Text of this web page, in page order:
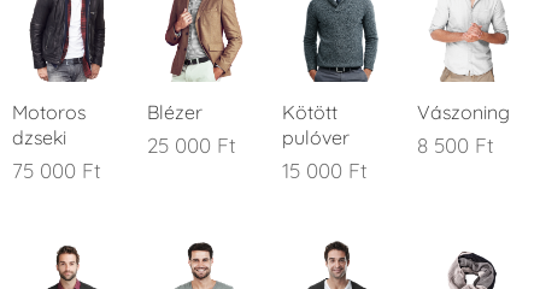
Motoros
dzseki
75 000 Ft
Blézer
25 000 Ft
Kötött
pulóver
15 000 Ft
Vászoning
8 500 Ft